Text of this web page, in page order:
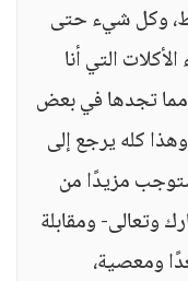
وكل شيء حتى
التي أنا
مما تجدها في بعض
كله يرجع إلى
مزيدًا من
وتعالى- ومقابلة
ومعصية،